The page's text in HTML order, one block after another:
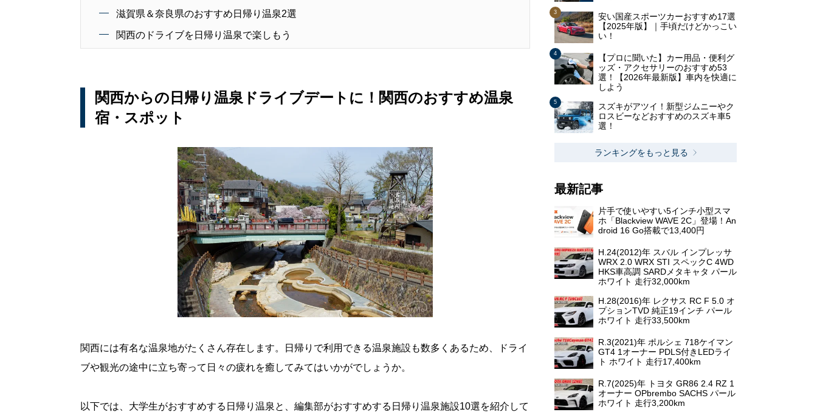
滋賀県＆奈良県のおすすめ日帰り温泉2選
関西のドライブを日帰り温泉で楽しもう
関西からの日帰り温泉ドライブデートに！関西のおすすめ温泉
宿・スポット
関西には有名な温泉地がたくさん存在します。日帰りで利用できる温泉施設も数多くあるため、ドライ
ブや観光の途中に立ち寄って日々の疲れを癒してみてはいかがでしょうか。
以下では、大学生がおすすめする日帰り温泉と、編集部がおすすめする日帰り温泉施設10選を紹介して
安い国産スポーツカーおすすめ17選
【2025年版】｜手頃だけどかっこい
い！
【プロに聞いた】カー用品・便利グ
ッズ・アクセサリーのおすすめ53
選！【2026年最新版】車内を快適に
しよう
スズキがアツイ！新型ジムニーやク
ロスビーなどおすすめのスズキ車5
選！
ランキングをもっと見る
最新記事
片手で使いやすい5インチ小型スマ
ホ「Blackview WAVE 2C」登場！An
droid 16 Go搭載で13,400円
H.24(2012)年 スバル インプレッサ
WRX 2.0 WRX STI スペックC 4WD
HKS車高調 SARDメタキャタ パール
ホワイト 走行32,000km
H.28(2016)年 レクサス RC F 5.0 オ
プションTVD 純正19インチ パール
ホワイト 走行33,500km
R.3(2021)年 ポルシェ 718ケイマン
GT4 1オーナー PDLS付きLEDライ
ト ホワイト 走行17,400km
R.7(2025)年 トヨタ GR86 2.4 RZ 1
オーナー OPbrembo SACHS パール
ホワイト 走行3,200km